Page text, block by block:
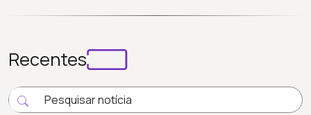
Recentes